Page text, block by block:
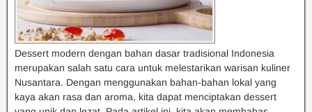
Dessert modern dengan bahan dasar tradisional Indonesia
merupakan salah satu cara untuk melestarikan warisan kuliner
Nusantara. Dengan menggunakan bahan-bahan lokal yang
kaya akan rasa dan aroma, kita dapat menciptakan dessert